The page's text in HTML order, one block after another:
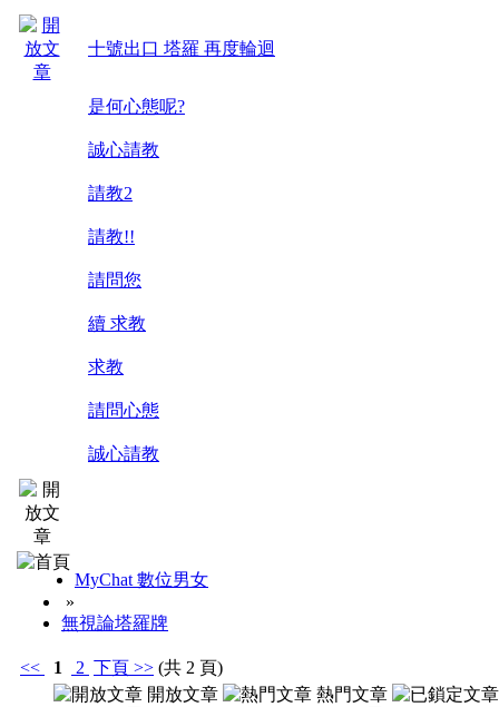
十號出口 塔羅 再度輪迴
是何心態呢?
誠心請教
請教2
請教!!
請問您
續 求教
求教
請問心態
誠心請教
MyChat 數位男女
»
無視論塔羅牌
<< 1 2 下頁 >> (共 2 頁)
開放文章
熱門文章